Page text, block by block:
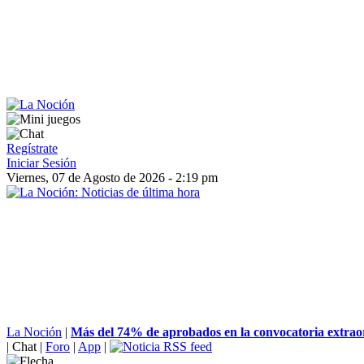
Regístrate
Iniciar Sesión
Viernes, 07 de Agosto de 2026 - 2:19 pm
La Noción | Más del 74% de aprobados en la convocatoria
| Chat | Foro | App |